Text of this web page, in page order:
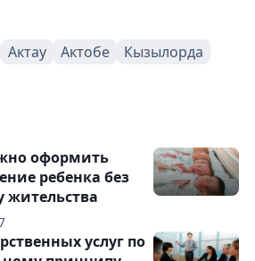
Актау Актобе
Кызылорда
оформить
ребенка без
жительства
услуг по